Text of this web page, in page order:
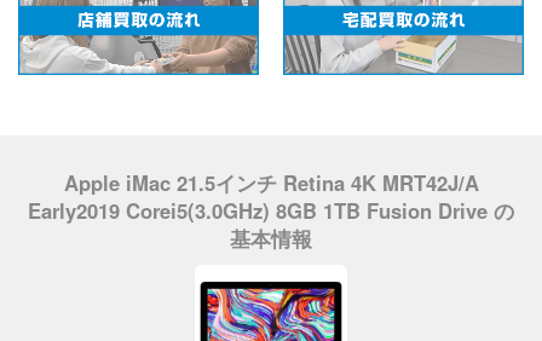
Apple iMac 21.5インチ Retina 4K MRT42J/A
Early2019 Corei5(3.0GHz) 8GB 1TB Fusion Drive の
基本情報